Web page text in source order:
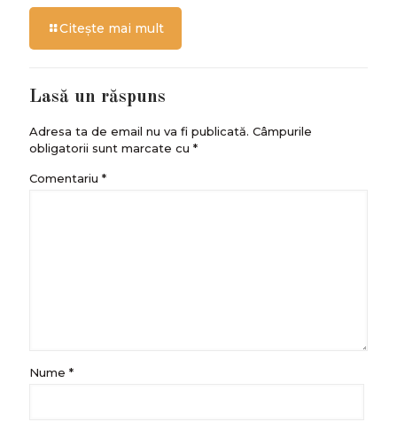
Citește mai mult
Lasă un răspuns
Adresa ta de email nu va fi publicată. Câmpurile
obligatorii sunt marcate cu *
Comentariu *
Nume *